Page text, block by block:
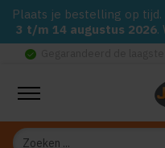
Plaats je bestelling op
3 t/m 14 augustus 2026.
check_circle
Zoeken